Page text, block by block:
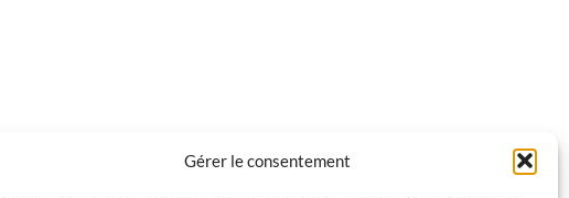
Gérer le consentement